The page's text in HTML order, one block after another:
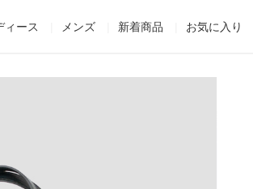
ィース メンズ 新着商品 お気に入り